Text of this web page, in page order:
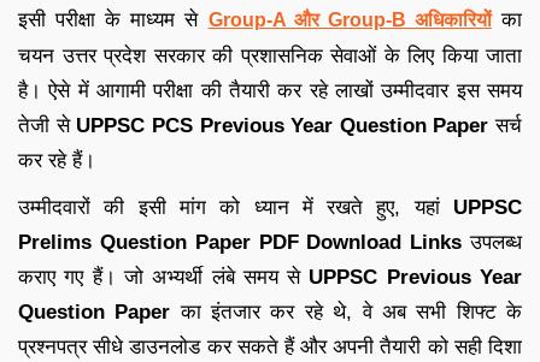
इसी परीक्षा के माध्यम से Group-A और Group-B अधिकारियोंका
चयन उत्तर प्रदेश सरकार की प्रशासनिक सेवाओं के लिए किया जाता
है। ऐसे में आगामी परीक्षा की तैयारी कर रहे लाखों उम्मीदवार इस समय
तेजी से UPPSC PCS Previous Year Question Paper सर्च
कर रहे हैं।
उम्मीदवारों की इसी मांग को ध्यान में रखते हुए, यहां UPPSC
Prelims Question Paper PDF Download Links उपलब्ध
कराए गए हैं। जो अभ्यर्थी लंबे समय से UPPSC Previous Year
Question Paper का इंतजार कर रहे थे, वे अब सभी शिफ्ट के
प्रश्नपत्र सीधे डाउनलोड कर सकते हैं और अपनी तैयारी को सही दिशा